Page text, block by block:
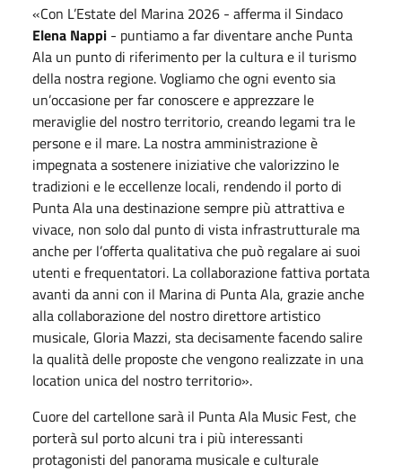
«Con L’Estate del Marina 2026 - afferma il Sindaco
Elena Nappi - puntiamo a far diventare anche Punta
Ala un punto di riferimento per la cultura e il turismo
della nostra regione. Vogliamo che ogni evento sia
un’occasione per far conoscere e apprezzare le
meraviglie del nostro territorio, creando legami tra le
persone e il mare. La nostra amministrazione è
impegnata a sostenere iniziative che valorizzino le
tradizioni e le eccellenze locali, rendendo il porto di
Punta Ala una destinazione sempre più attrattiva e
vivace, non solo dal punto di vista infrastrutturale ma
anche per l’offerta qualitativa che può regalare ai suoi
utenti e frequentatori. La collaborazione fattiva portata
avanti da anni con il Marina di Punta Ala, grazie anche
alla collaborazione del nostro direttore artistico
musicale, Gloria Mazzi, sta decisamente facendo salire
la qualità delle proposte che vengono realizzate in una
location unica del nostro territorio».
Cuore del cartellone sarà il Punta Ala Music Fest, che
porterà sul porto alcuni tra i più interessanti
protagonisti del panorama musicale e culturale